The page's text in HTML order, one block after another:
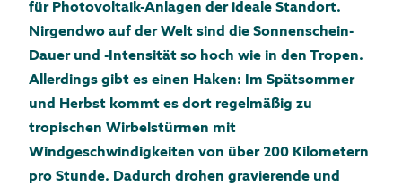
für Photovoltaik-Anlagen der ideale Standort.
Nirgendwo auf der Welt sind die Sonnenschein-
Dauer und -Intensität so hoch wie in den Tropen.
Allerdings gibt es einen Haken: Im Spätsommer
und Herbst kommt es dort regelmäßig zu
tropischen Wirbelstürmen mit
Windgeschwindigkeiten von über 200 Kilometern
pro Stunde. Dadurch drohen gravierende und